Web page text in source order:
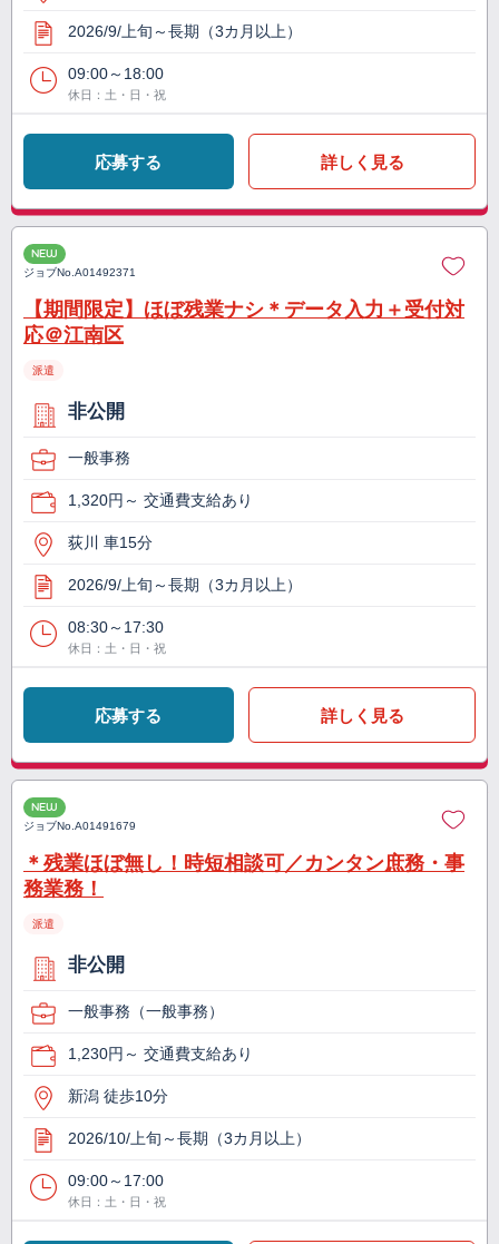
2026/9/上旬～長期（3カ月以上）
09:00～18:00
休日：土・日・祝
応募する 詳しく見る
NEW
ジョブNo.A01492371
【期間限定】ほぼ残業ナシ＊データ入力＋受付対
応＠江南区
派遣
非公開
一般事務
1,320円～ 交通費支給あり
荻川 車15分
2026/9/上旬～長期（3カ月以上）
08:30～17:30
休日：土・日・祝
応募する 詳しく見る
NEW
ジョブNo.A01491679
＊残業ほぼ無し！時短相談可／カンタン庶務・事
務業務！
派遣
非公開
一般事務（一般事務）
1,230円～ 交通費支給あり
新潟 徒歩10分
2026/10/上旬～長期（3カ月以上）
09:00～17:00
休日：土・日・祝